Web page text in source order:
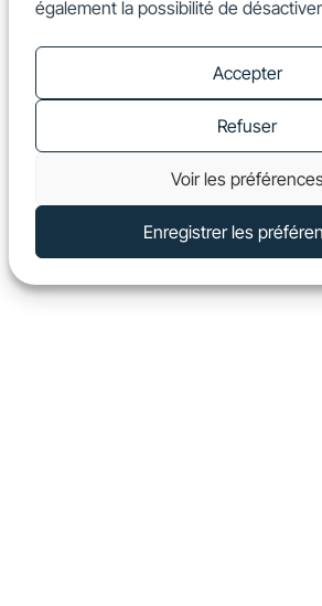
également la possibilité de
Accepter
Refuser
Voir les
Enregistrer les